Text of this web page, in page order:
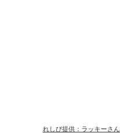
れしぴ提供：ラッキーさん